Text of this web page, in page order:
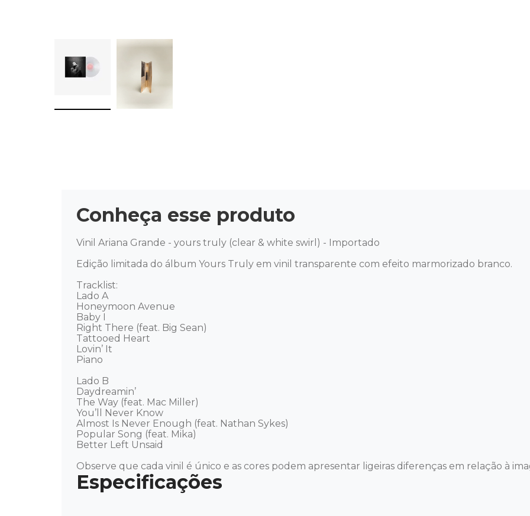
Conheça esse produto
Vinil Ariana Grande - yours truly (clear & white swirl) - Importado
Edição limitada do álbum Yours Truly em vinil transparente com efeito marmorizado branco.
Tracklist:
Lado A
Honeymoon Avenue
Baby I
Right There (feat. Big Sean)
Tattooed Heart
Lovin’ It
Piano
Lado B
Daydreamin’
The Way (feat. Mac Miller)
You’ll Never Know
Almost Is Never Enough (feat. Nathan Sykes)
Popular Song (feat. Mika)
Better Left Unsaid
Observe que cada vinil é único e as cores podem apresentar ligeiras diferenças em relação à